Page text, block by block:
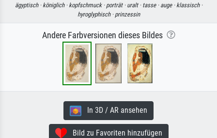
ägyptisch · königlich · kopfschmuck · porträt · uralt · tasse · auge · klassisch ·
hyroglyphisch · prinzessin
Andere Farbversionen dieses Bildes
In 3D / AR ansehen
Bild zu Favoriten hinzufügen